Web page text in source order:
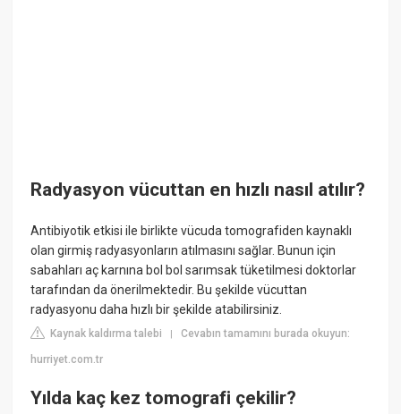
Radyasyon vücuttan en hızlı nasıl atılır?
Antibiyotik etkisi ile birlikte vücuda tomografiden kaynaklı
olan girmiş radyasyonların atılmasını sağlar. Bunun için
sabahları aç karnına bol bol sarımsak tüketilmesi doktorlar
tarafından da önerilmektedir. Bu şekilde vücuttan
radyasyonu daha hızlı bir şekilde atabilirsiniz.
Kaynak kaldırma talebi |Cevabın tamamını burada okuyun:
hurriyet.com.tr
Yılda kaç kez tomografi çekilir?